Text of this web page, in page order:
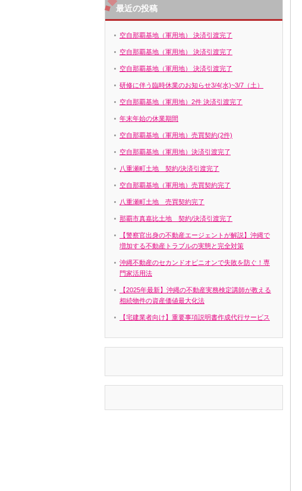
最近の投稿
空自那覇基地（軍用地） 決済引渡完了
空自那覇基地（軍用地） 決済引渡完了
空自那覇基地（軍用地） 決済引渡完了
研修に伴う臨時休業のお知らせ3/4(水)~3/7（土）
空自那覇基地（軍用地）2件 決済引渡完了
年末年始の休業期間
空自那覇基地（軍用地）売買契約(2件)
空自那覇基地（軍用地）決済引渡完了
八重瀬町土地 契約/決済引渡完了
空自那覇基地（軍用地）売買契約完了
八重瀬町土地 売買契約完了
那覇市真嘉比土地 契約/決済引渡完了
【警察官出身の不動産エージェントが解説】沖縄で
増加する不動産トラブルの実態と完全対策
沖縄不動産のセカンドオピニオンで失敗を防ぐ！専
門家活用法
【2025年最新】沖縄の不動産実務検定講師が教える
相続物件の資産価値最大化法
【宅建業者向け】重要事項説明書作成代行サービス